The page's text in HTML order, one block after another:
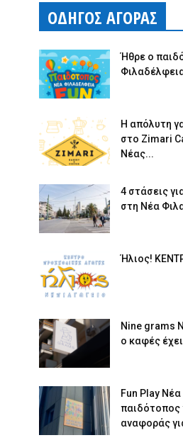
ΟΔΗΓΟΣ ΑΓΟΡΑΣ
Ήθρε ο
Η απόλυτη
στο Zimari
Νέας...
4 στάσεις
στη Νέα
Ήλιος!
Nine grams
ο καφές
Fun Play
παιδότοπος
αναφοράς